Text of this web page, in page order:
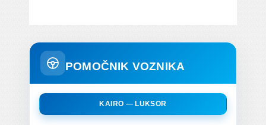
POMOČNIK VOZNIKA
KAIRO — LUKSOR